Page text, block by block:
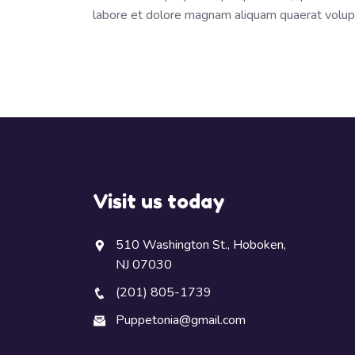
labore et dolore magnam aliquam quaerat
Visit us today
510 Washington St., Hoboken,
NJ 07030
(201) 805-1739
Puppetonia@gmail.com